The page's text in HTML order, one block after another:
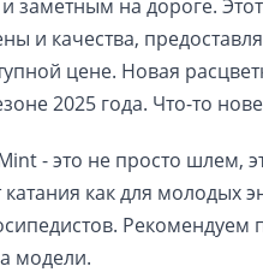
заметным на дороге.
и качества,
цене. Новая
2025 года. Что-то
- это не просто шлем,
катания как для молодых
Рекомендуем
модели.